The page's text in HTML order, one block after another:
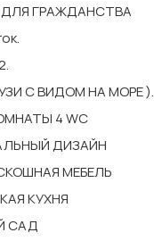
ГРАЖДАНСТВА
С ВИДОМ НА МОРЕ ).
4 WC
ДИЗАЙН
МЕБЕЛЬ
КУХНЯ
САД